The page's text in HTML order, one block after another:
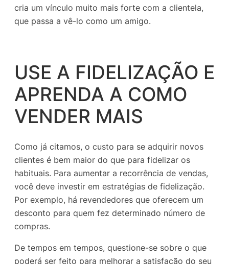
cria um vínculo muito mais forte com a clientela,
que passa a vê-lo como um amigo.
USE A FIDELIZAÇÃO E
APRENDA A COMO
VENDER MAIS
Como já citamos, o custo para se adquirir novos
clientes é bem maior do que para fidelizar os
habituais. Para aumentar a recorrência de vendas,
você deve investir em estratégias de fidelização.
Por exemplo, há revendedores que oferecem um
desconto para quem fez determinado número de
compras.
De tempos em tempos, questione-se sobre o que
poderá ser feito para melhorar a satisfação do seu